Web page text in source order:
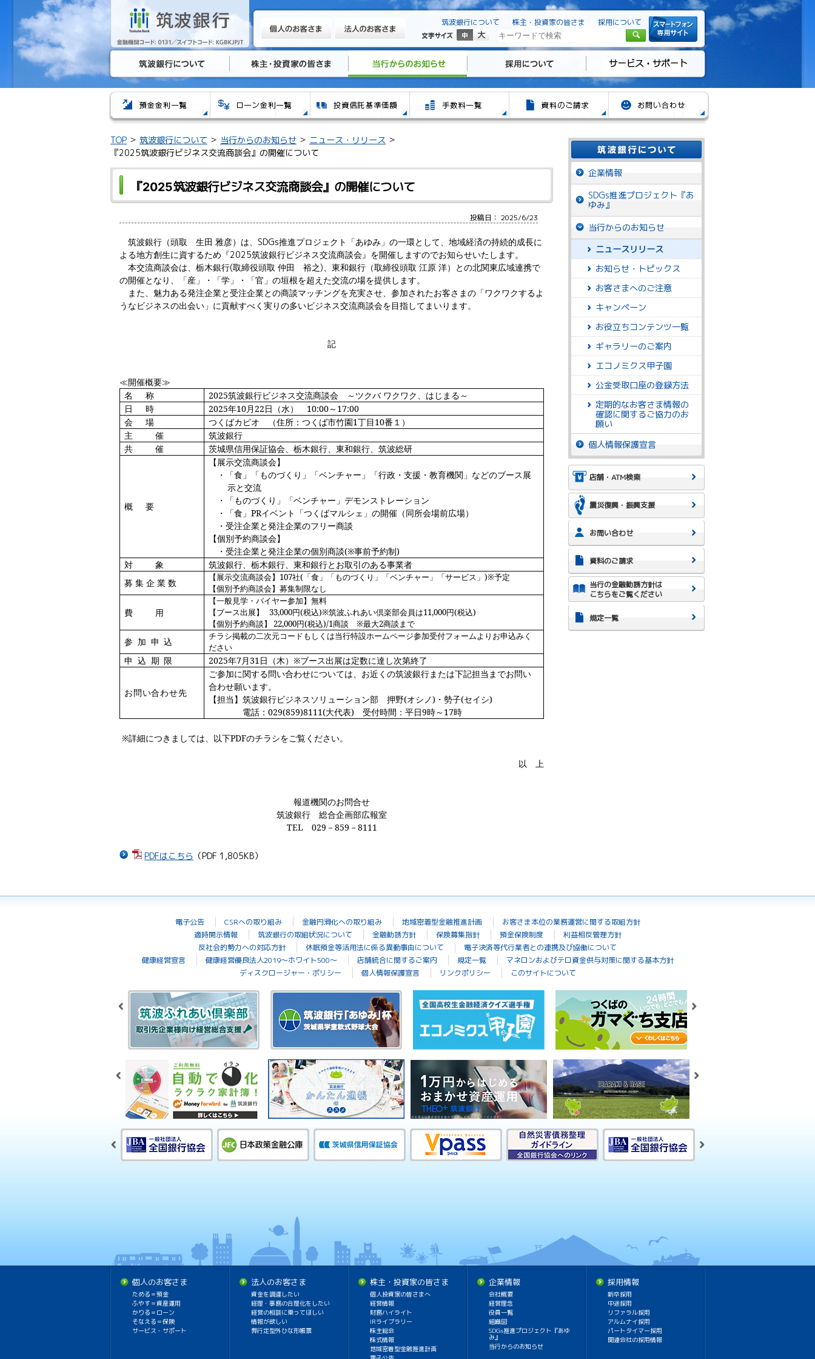
筑波銀行について 株主・投資家の皆さま 採用について
TOP 筑波銀行について 当行からのお知らせ
ニュース・リリース
『2025筑波銀行ビジネス交流商談会』の開催について
『2025筑波銀行ビジネス交流商談会』の開催について
投稿日： 2025/6/23
筑波銀行（頭取 生田 雅彦）は、 SDGs推進プロジェクト「あゆみ」の一環として、地域経済の持続的成長に
よる地方創生に資するため『2025筑波銀行ビジネス交流商談会』を開催しますのでお知らせいたします。
本交流商談会は、栃木銀行(取締役頭取 仲田 裕之)、東和銀行（取締役頭取 江原 洋）との北関東広域連携で
の開催となり、「産」・「学」・「官」の垣根を超えた交流の場を提供します。
また、魅力ある発注企業と受注企業との商談マッチングを充実させ、参加されたお客さまの「ワクワクするよ
うなビジネスの出会い」に貢献すべく実りの多いビジネス交流商談会を目指してまいります。
記
≪開催概要≫
名称
2025筑波銀行ビジネス交流商談会 ～ツクバ ワクワク、はじまる～
日時
2025年10月22日（水） 10:00～17:00
会場
つくばカピオ （住所：つくば市竹園1丁目10番１）
主催
筑波銀行
共催 茨城県信用保証協会、栃木銀行、東和銀行、筑波総研
概要
【展示交流商談会】
・「食」「ものづくり」「ベンチャー」「行政・支援・教育機関」などのブース展
示と交流
・「ものづくり」「ベンチャー」デモンストレーション
・「食」PRイベント「つくばマルシェ」の開催（同所会場前広場）
・受注企業と発注企業のフリー商談
【個別予約商談会】
・受注企業と発注企業の個別商談(※事前予約制)
対象
筑波銀行、栃木銀行、東和銀行とお取引のある事業者
募集企業数
【展示交流商談会】107社(「食」「ものづくり」「ベンチャー」「サービス」)※予定
【個別予約商談会】募集制限なし
費 用
【一般見学・バイヤー参加】無料
【ブース出展】
33,000円(税込)※筑波ふれあい倶楽部会員は11,000円(税込)
【個別予約商談】 22,000円(税込)/1商談 ※最大2商談まで
参加申込
チラシ掲載の二次元コードもしくは当行特設ホームページ参加受付フォームよりお申込みく
ださい
申込期限 2025年7月31日（木）※ブース出展は定数に達し次第終了
お問い合わせ先
ご参加に関する問い合わせについては、お近くの筑波銀行または下記担当までお問い
合わせ願います。
【担当】筑波銀行ビジネスソリューション部 押野(オシノ)・勢子(セイシ)
電話：029(859)8111(大代表) 受付時間：平日9時～17時
※詳細につきましては、以下PDFのチラシをご覧ください。
以 上
報道機関のお問合せ
筑波銀行 総合企画部広報室
TEL
029 － 859 － 8111
PDFはこちら （PDF 1,805KB）
企業情報
SDGs推進プロジェクト『あ
ゆみ』
当行からのお知らせ
ニュースリリース
お知らせ・トピックス
お客さまへのご注意
キャンペーン
お役立ちコンテンツ一覧
ギャラリーのご案内
エコノミクス甲子園
公金受取口座の登録方法
定期的なお客さま情報の
確認に関するご協力のお
願い
個人情報保護宣言
店舗・ATM検索
震災復興・振興支援
お問い合わせ
資料のご請求
当行の金融勧誘方針は
こちらをご覧ください
規定一覧
電子公告 CSRへの取り組み 金融円滑化への取り組み 地域密着型金融推進計画
お客さま本位の業務運営に関する取組方針
適時開示情報
筑波銀行の取組状況について 金融勧誘方針 保険募集指針 預金保険制度
利益相反管理方針
反社会的勢力への対応方針
休眠預金等活用法に係る異動事由について
電子決済等代行業者との連携及び協働について
健康経営宣言
健康経営優良法人2019～ホワイト500～ 店舗統合に関するご案内 規定一覧
マネロンおよびテロ資金供与対策に関する基本方針
ディスクロージャー・ポリシー
個人情報保護宣言 リンクポリシー このサイトについて
個人のお客さま
ためる＝預金
ふやす＝資産運用
かりる＝ローン
そなえる＝保険
サービス・サポート
法人のお客さま
資金を調達したい
経理・事務の合理化をしたい
経営の相談に乗ってほしい
情報が欲しい
弊行定型外ひな形帳票
株主・投資家の皆さま
個人投資家の皆さまへ
経営情報
財務ハイライト
IRライブラリー
株主総会
株式情報
地域密着型金融推進計画
企業情報
会社概要
経営理念
役員一覧
組織図
SDGs推進プロジェクト『あゆ
み』
当行からのお知らせ
採用情報
新卒採用
中途採用
リファラル採用
アルムナイ採用
パートタイマー採用
関連会社の採用情報